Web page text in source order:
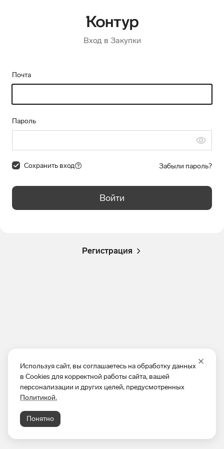
Используя сайт, вы соглашаетесь на обработку данных
в Cookies для корректной работы сайта, вашей
персонализации и других целей, предусмотренных
Политикой.
Понятно
Вход в Закупки
Почта
Пароль
Сохранить вход Забыли пароль?
Войти
Регистрация